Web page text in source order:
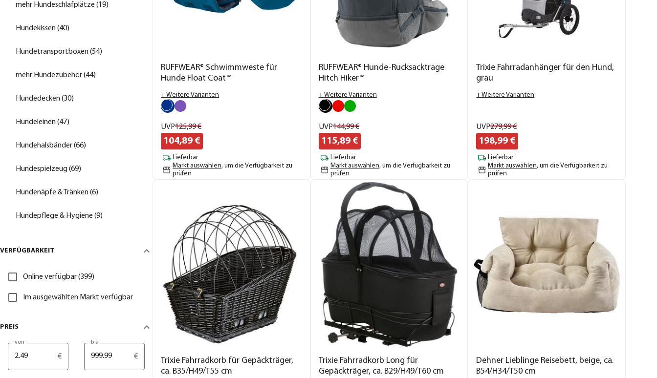
mehr Hundeschlafplätze (19)
Hundekissen (40)
Hundetransportboxen (54)
mehr Hundezubehör (44)
Hundedecken (30)
Hundeleinen (47)
Hundehalsbänder (66)
Hundespielzeug (69)
Hundenäpfe & Tränken (6)
Hundepflege & Hygiene (9)
VERFÜGBARKEIT
Online verfügbar (399)
Im ausgewählten Markt verfügbar
PREIS
von
€
bis
€
RUFFWEAR® Schwimmweste für
Hunde Float Coat™
+ Weitere Varianten
UVP125,99€
104,89 €
Lieferbar
Markt auswählen, um die Verfügbarkeit zu
prüfen
RUFFWEAR® Hunde-Rucksacktrage
Hitch Hiker™
+ Weitere Varianten
UVP144,99€
115,89€
Lieferbar
Markt auswählen, um die Verfügbarkeit zu
prüfen
Trixie Fahrradanhänger für den Hund,
grau
+ Weitere Varianten
UVP279,99€
198,99 €
Lieferbar
Markt auswählen, um die Verfügbarkeit zu
prüfen
Trixie Fahrradkorb für Gepäckträger,
ca. B35/H49/T55 cm
Trixie Fahrradkorb Long für
Gepäckträger, ca. B29/H49/T60 cm
Dehner Lieblinge Reisebett, beige, ca.
B54/H34/T50 cm